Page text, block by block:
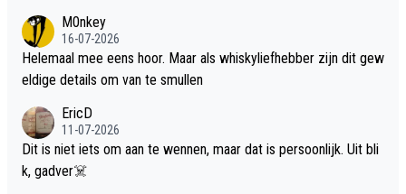
M0nkey
16-07-2026
Helemaal mee eens hoor. Maar als whiskyliefhebber zijn dit gew
eldige details om van te smullen
EricD
11-07-2026
Dit is niet iets om aan te wennen, maar dat is persoonlijk. Uit bli
k, gadver☠️